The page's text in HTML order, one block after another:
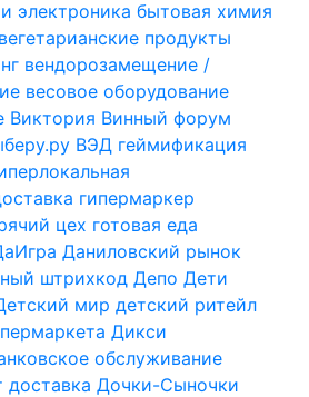
электроника бытовая химия
вегетарианские продукты
вендорозамещение /
весовое оборудование
Виктория Винный форум
ВЭД геймификация
гипермаркер
цех готовая еда
Даниловский рынок
штрихкод Депо Дети
мир детский ритейл
Дикси
обслуживание
доставка Дочки-Сыночки